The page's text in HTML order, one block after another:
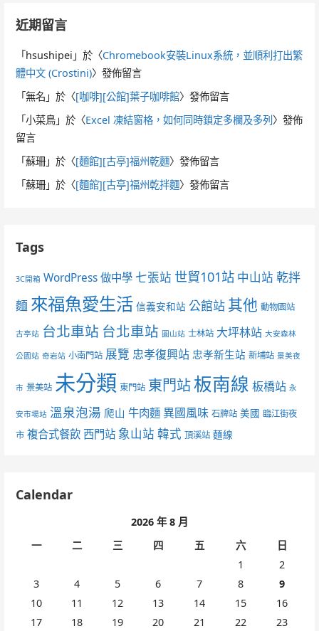
近期留言
「hsushipei 」於〈Chromebook安裝Linux系統，並順利打出繁
體中文 (Crostini)〉發佈留言
「無名 」於〈[咖啡][公館]葉子咖啡館〉發佈留言
「小菜鳥 」於〈Excel 凍結窗格，如何同時鎖定多欄及多列〉發佈
留言
「蘇珊 」於〈[麵館][古亭]福州乾麵〉發佈留言
「蘇珊 」於〈[麵館][古亭]福州乾拌麵〉發佈留言
Tags
3C開箱 WordPress 做中學 七張站 世貿101站 中山站 乾拌
麵 來福魚愛生活 信義安和站 公館站 其他 動物園站
古亭站 台北車站 台北車站 圓山站 士林站 大坪林站 大安森林
公園站 奇岩站 小南門站 展覽 忠孝復興站 忠孝新生站 新埔站 景美夜
市 景美站 未分類 東門站 東門站板南線 板橋站 永
安市場站 溫泉泡湯 爬山 牛肉麵 異國風味 石牌站 美國 臨江街夜
市 複合式餐飲 西門站 象山站 韓式 頂溪站 麵線
Calendar
2026 年 8 月
一
二 三 四 五 六
日
1
2
3
4 5 6 7 8
9
10
11 12 13 14 15
16
17
18 19 20 21 22
23